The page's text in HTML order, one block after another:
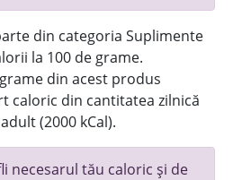
din categoria Suplimente
la 100 de grame.
din acest produs
caloric din cantitatea zilnică
(2000 kCal).
necesarul tău caloric și de